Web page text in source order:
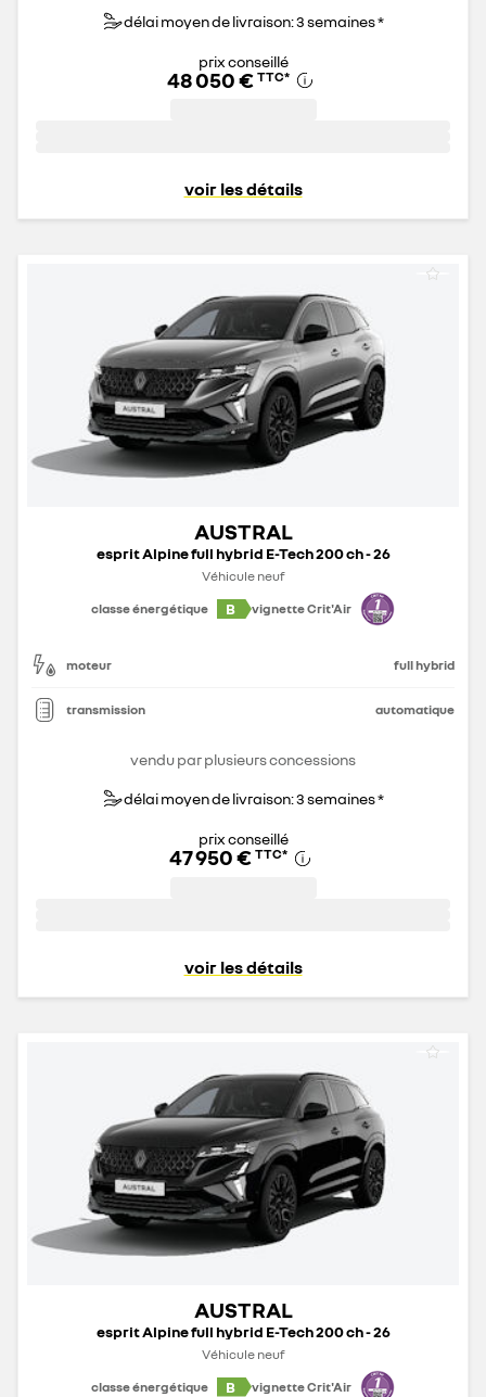
délai moyen de livraison: 3 semaines *
prix conseillé
48 050 € TTC*
voir les détails
AUSTRAL
esprit Alpine full hybrid E-Tech 200 ch - 26
Véhicule neuf
classe énergétique
B vignette Crit'Air
moteur full hybrid
transmission automatique
vendu par plusieurs concessions
délai moyen de livraison: 3 semaines *
prix conseillé
47 950 € TTC*
voir les détails
AUSTRAL
esprit Alpine full hybrid E-Tech 200 ch - 26
Véhicule neuf
classe énergétique
B vignette Crit'Air